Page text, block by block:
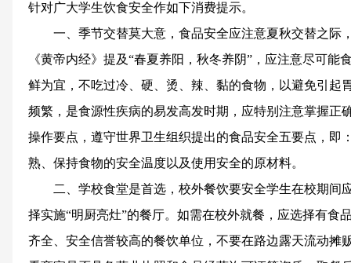
针对广大学生饮食安全作如下消费提示。
一、季节交替莫大意，食品安全应注意夏秋交替之际
《黄帝内经》提及“春夏养阳，秋冬养阴”，应注意尽可能
鲜为宜，不吃过冷、硬、烫、辣、黏的食物，以避免引起
频繁，是食源性疾病的易发高发时期，应特别注意掌握正
操作要点，遵守世界卫生组织提出的食品安全五要点，即
熟、保持食物的安全温度以及使用安全的原材料。
二、学校食堂是首选，校外餐饮要安全学生在校期间
择实施“明厨亮灶”的餐厅。如需在校外就餐，应选择有食
齐全、安全信誉较高的餐饮单位，不要在路边露天流动摊